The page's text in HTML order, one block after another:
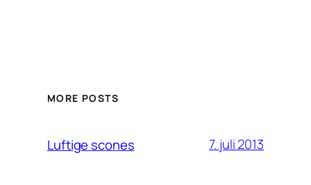
MORE POSTS
Luftige scones 7. juli 2013